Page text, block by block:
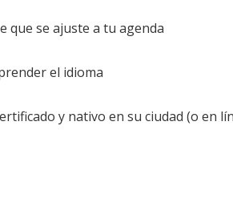
que se ajuste a tu agenda
el idioma
y nativo en su ciudad (o en